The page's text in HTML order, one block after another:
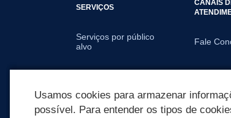
SERVIÇOS
Serviços por público
alvo
CANAIS
Fale
Usamos cookies para armazenar
possível. Para entender os tipos de